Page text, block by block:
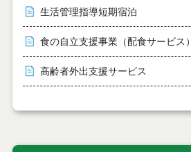
生活管理指導短期宿泊
食の自立支援事業（配食サービス）
高齢者外出支援サービス